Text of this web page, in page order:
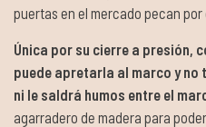
puertas en el mercado pecan por
Única por su cierre a presión,
puede apretarla al marco y no
ni le saldrá humos entre el
agarradero de madera para